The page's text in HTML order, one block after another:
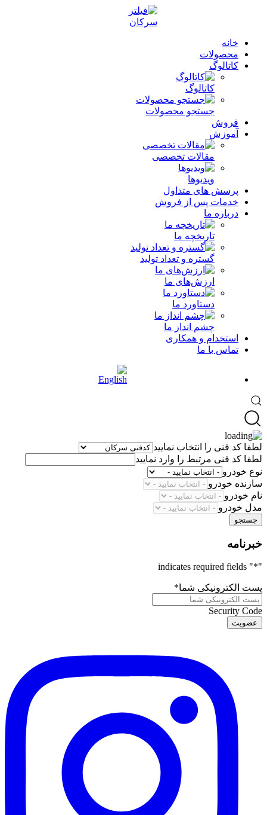
خانه
محصولات
کاتالوگ
کاتالوگ
جستجو محصولات
فروش
آموزش
مقالات تخصصی
ویدیوها
پرسش های متداول
خدمات پس از فروش
درباره ما
تاریخچه ما
گستره و تعداد تولید
ارزش‌های ما
دستاورد ما
چشم انداز ما
استخدام و همکاری
تماس با ما
لطفا کد فنی را انتخاب نمایید
لطفا کد فنی مرتبط را وارد نمایید
نوع خودرو
سازنده خودرو
نام خودرو
مدل خودرو
جستجو
خبرنامه
"
*
" indicates required fields
پست الکترونیکی شما*
Security Code